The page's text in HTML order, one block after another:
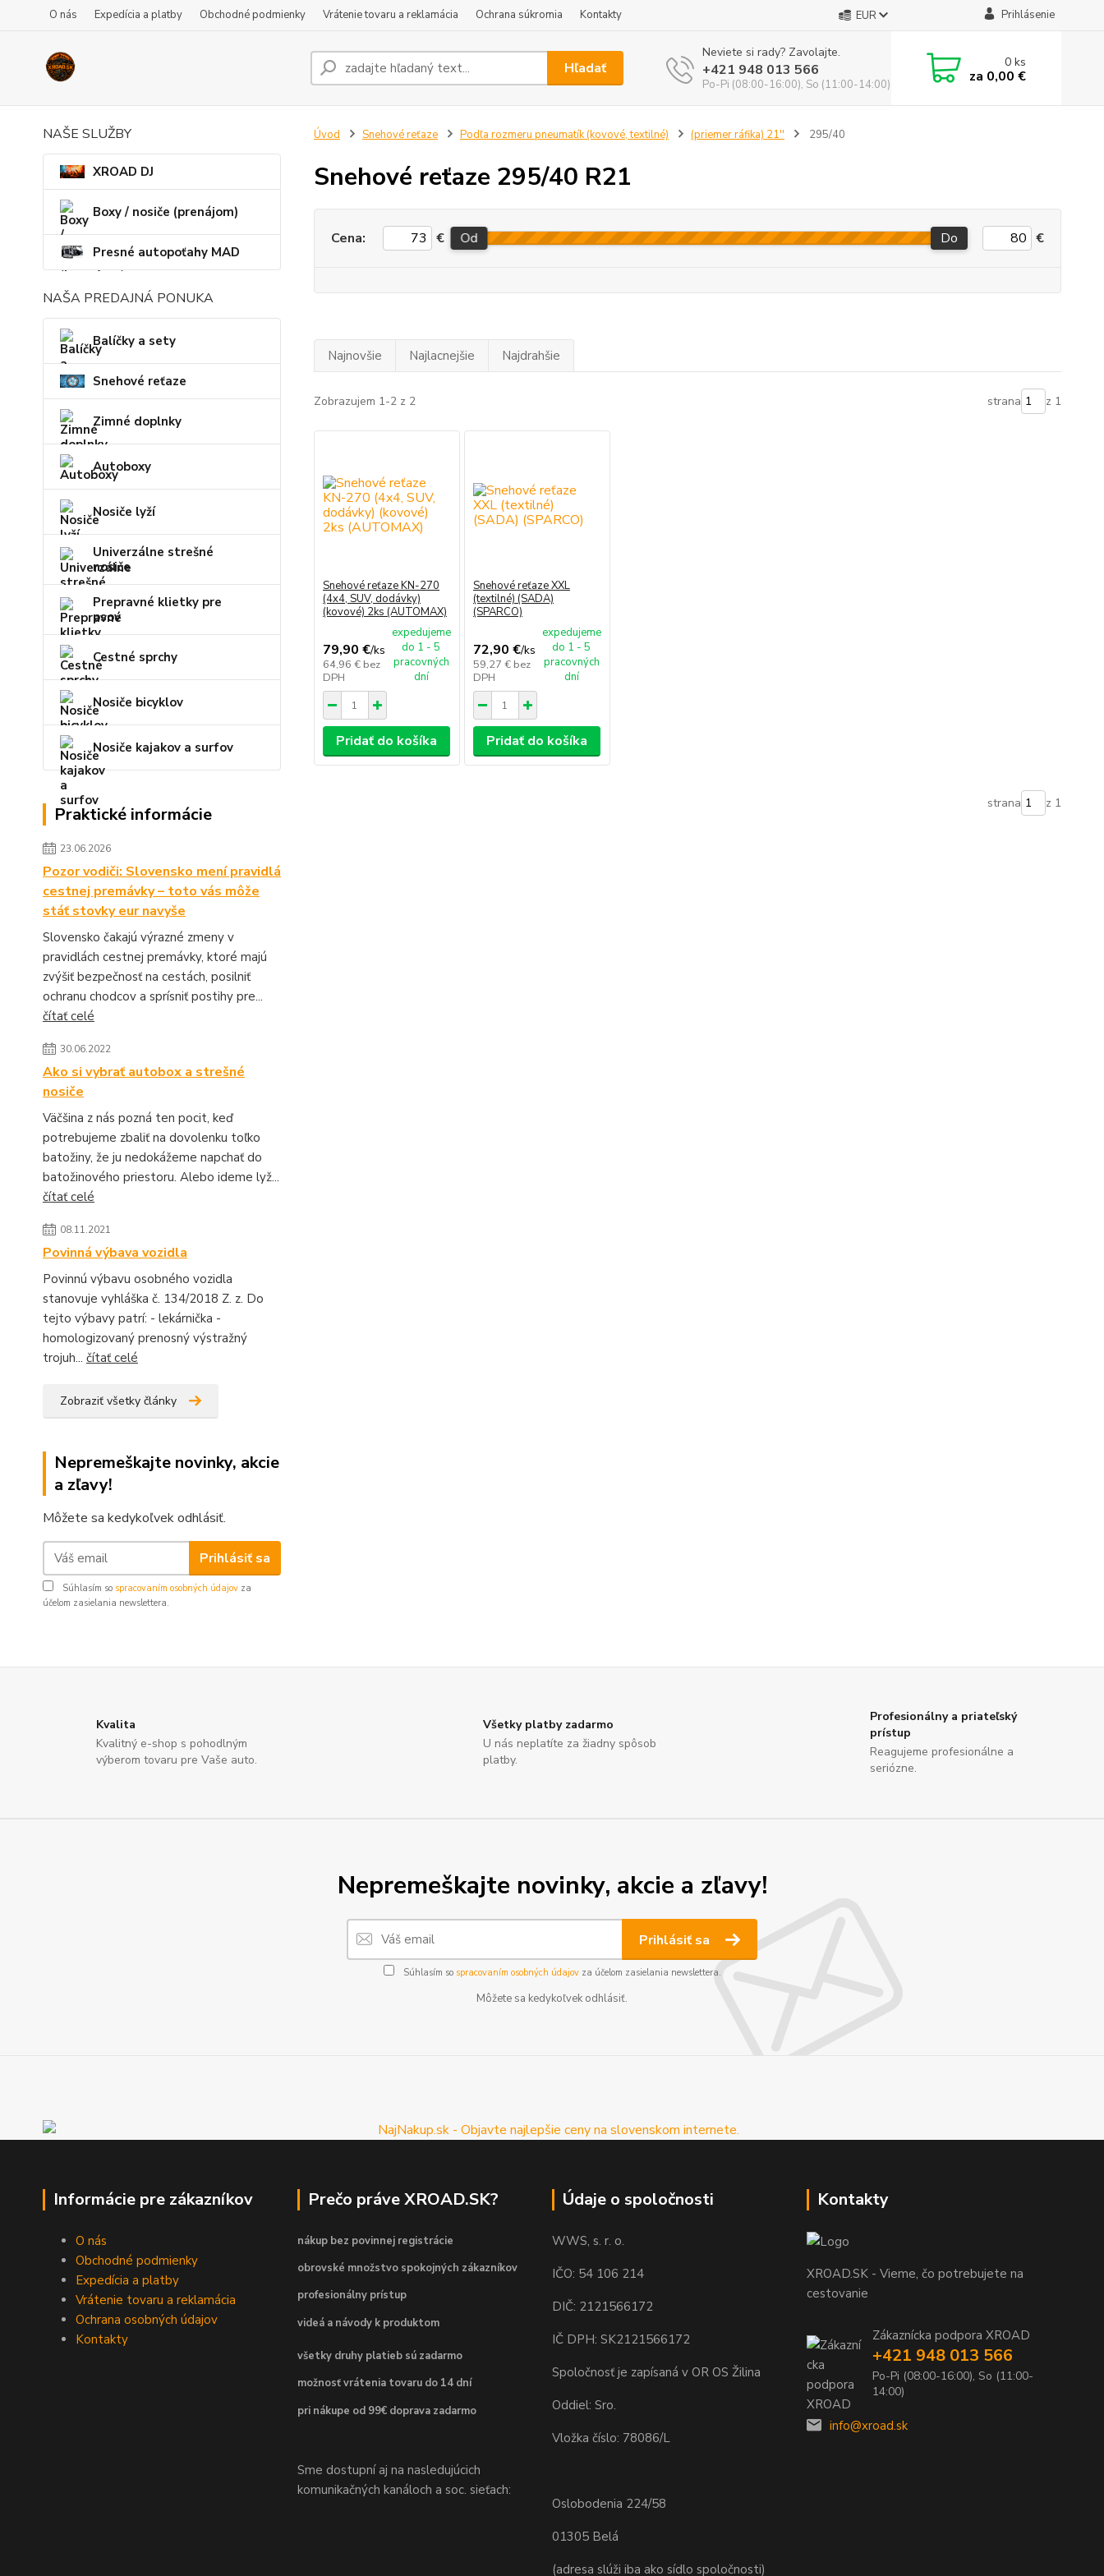
O nás Expedícia a platby Obchodné podmienky Vrátenie tovaru a reklamácia Ochrana súkromia Kontakty EUR Prihlásenie
Hľadať
Neviete si rady? Zavolajte.
+421 948 013 566
Po-Pi (08:00-16:00), So (11:00-14:00)
0ks
za 0,00 €
NAŠE SLUŽBY
XROAD DJ
Boxy / nosiče (prenájom)
Presné autopoťahy MAD
NAŠA PREDAJNÁ PONUKA
Balíčky a sety
Snehové reťaze
Zimné doplnky
Autoboxy
Nosiče lyží
Univerzálne strešné
nosiče
Prepravné klietky pre
psov
Cestné sprchy
Nosiče bicyklov
Nosiče kajakov a surfov
Praktické informácie
23.06.2026
Pozor vodiči: Slovensko mení pravidlá
cestnej premávky – toto vás môže
stáť stovky eur navyše
Slovensko čakajú výrazné zmeny v
pravidlách cestnej premávky, ktoré majú
zvýšiť bezpečnosť na cestách, posilniť
ochranu chodcov a sprísniť postihy pre...
čítať celé
30.06.2022
Ako si vybrať autobox a strešné
nosiče
Väčšina z nás pozná ten pocit, keď
potrebujeme zbaliť na dovolenku toľko
batožiny, že ju nedokážeme napchať do
batožinového priestoru. Alebo ideme lyž...
čítať celé
08.11.2021
Povinná výbava vozidla
Povinnú výbavu osobného vozidla
stanovuje vyhláška č. 134/2018 Z. z. Do
tejto výbavy patrí: - lekárnička -
homologizovaný prenosný výstražný
trojuh... čítať celé
Zobraziť všetky články
Nepremeškajte novinky, akcie
a zľavy!
Môžete sa kedykoľvek odhlásiť.
Prihlásiť sa
Súhlasím so spracovaním osobných údajov za
účelom zasielania newslettera.
Úvod Snehové reťaze Podľa rozmeru pneumatík (kovové, textilné) (priemer ráfika) 21'' 295/40
Snehové reťaze 295/40 R21
Cena: € Od Do €
Najnovšie Najlacnejšie Najdrahšie
Zobrazujem 1-2 z 2 strana z 1
Snehové reťaze KN-270
(4x4, SUV, dodávky)
(kovové) 2ks (AUTOMAX)
79,90 €/ks
64,96 € bez
DPH
expedujeme
do 1 - 5
pracovných
dní
Pridať do košíka
Snehové reťaze XXL
(textilné) (SADA)
(SPARCO)
72,90 €/ks
59,27 € bez
DPH
expedujeme
do 1 - 5
pracovných
dní
Pridať do košíka
strana z 1
Kvalita
Kvalitný e-shop s pohodlným
výberom tovaru pre Vaše auto.
Všetky platby zadarmo
U nás neplatíte za žiadny spôsob
platby.
Profesionálny a priateľský
prístup
Reagujeme profesionálne a
seriózne.
Nepremeškajte novinky, akcie a zľavy!
Prihlásiť sa
Súhlasím so spracovaním osobných údajovza účelom zasielania newslettera.
Môžete sa kedykoľvek odhlásiť.
Informácie pre zákazníkov
O nás
Obchodné podmienky
Expedícia a platby
Vrátenie tovaru a reklamácia
Ochrana osobných údajov
Kontakty
Prečo práve XROAD.SK?
nákup bez povinnej registrácie
obrovské množstvo spokojných zákazníkov
profesionálny prístup
videá a návody k produktom
všetky druhy platieb sú zadarmo
možnosť vrátenia tovaru do 14 dní
pri nákupe od 99€ doprava zadarmo
Sme dostupní aj na nasledujúcich
komunikačných kanáloch a soc. sieťach:
Údaje o spoločnosti
WWS, s. r. o.
IČO: 54 106 214
DIČ: 2121566172
IČ DPH: SK2121566172
Spoločnosť je zapísaná v OR OS Žilina
Oddiel: Sro.
Vložka číslo: 78086/L
Oslobodenia 224/58
01305 Belá
(adresa slúži iba ako sídlo spoločnosti)
Kontakty
XROAD.SK - Vieme, čo potrebujete na
cestovanie
Zákaznícka podpora XROAD
+421 948 013 566
Po-Pi (08:00-16:00), So (11:00-
14:00)
info@xroad.sk